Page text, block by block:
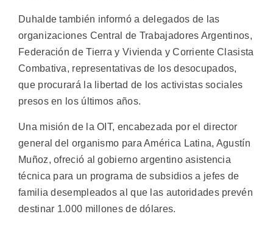
Duhalde también informó a delegados de las
organizaciones Central de Trabajadores Argentinos,
Federación de Tierra y Vivienda y Corriente Clasista
Combativa, representativas de los desocupados,
que procurará la libertad de los activistas sociales
presos en los últimos años.
Una misión de la OIT, encabezada por el director
general del organismo para América Latina, Agustín
Muñoz, ofreció al gobierno argentino asistencia
técnica para un programa de subsidios a jefes de
familia desempleados al que las autoridades prevén
destinar 1.000 millones de dólares.